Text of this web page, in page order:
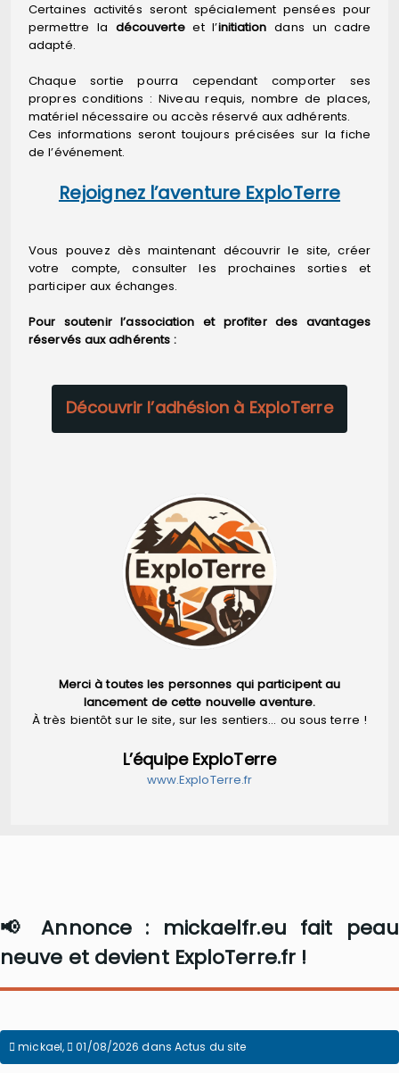
Certaines activités seront spécialement pensées pour
permettre la découverteet l’initiation dans un cadre
adapté.
Chaque sortie pourra cependant comporter ses
propres conditions : Niveau requis, nombre de places,
matériel nécessaire ou accès réservé aux adhérents.
Ces informations seront toujours précisées sur la fiche
de l’événement.
Rejoignez l’aventure ExploTerre
Vous pouvez dès maintenant découvrir le site, créer
votre compte, consulter les prochaines sorties et
participer aux échanges.
Pour soutenir l’association et profiter des avantages
réservés aux adhérents :
Découvrir l’adhésion à ExploTerre
Merci à toutes les personnes qui participent au
lancement de cette nouvelle aventure.
À très bientôt sur le site, sur les sentiers… ou sous terre !
L’équipe ExploTerre
www.ExploTerre.fr
📢 Annonce : mickaelfr.eu fait peau
neuve et devient ExploTerre.fr !
mickael, 01/08/2026 dans Actus du site